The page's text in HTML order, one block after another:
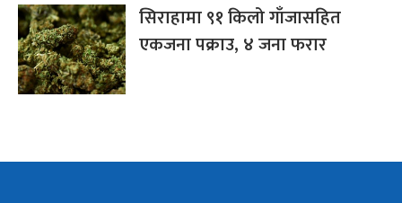
सिराहामा ९१ किलो गाँजासहित
एकजना पक्राउ, ४ जना फरार